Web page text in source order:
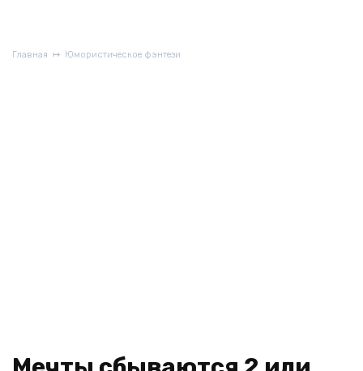
Главная Юмористическое фэнтези